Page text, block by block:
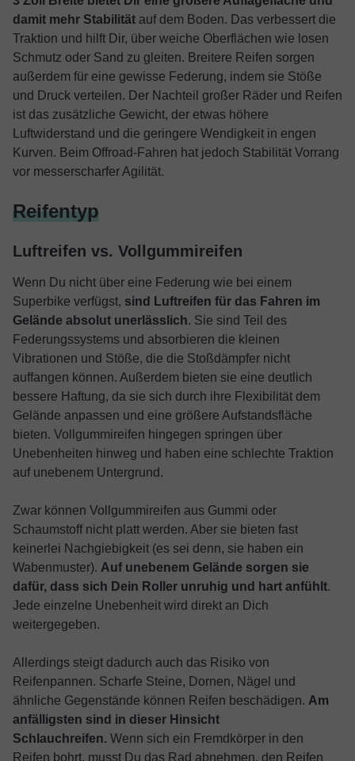
damit mehr Stabilität auf dem Boden. Das verbessert die
Traktion und hilft Dir, über weiche Oberflächen wie losen
Schmutz oder Sand zu gleiten. Breitere Reifen sorgen
außerdem für eine gewisse Federung, indem sie Stöße
und Druck verteilen. Der Nachteil großer Räder und Reifen
ist das zusätzliche Gewicht, der etwas höhere
Luftwiderstand und die geringere Wendigkeit in engen
Kurven. Beim Offroad-Fahren hat jedoch Stabilität Vorrang
vor messerscharfer Agilität.
Reifentyp
Luftreifen vs. Vollgummireifen
Wenn Du nicht über eine Federung wie bei einem
Superbike verfügst, sind Luftreifen für das Fahren im
Gelände absolut unerlässlich. Sie sind Teil des
Federungssystems und absorbieren die kleinen
Vibrationen und Stöße, die die Stoßdämpfer nicht
auffangen können. Außerdem bieten sie eine deutlich
bessere Haftung, da sie sich durch ihre Flexibilität dem
Gelände anpassen und eine größere Aufstandsfläche
bieten. Vollgummireifen hingegen springen über
Unebenheiten hinweg und haben eine schlechte Traktion
auf unebenem Untergrund.
Zwar können Vollgummireifen aus Gummi oder
Schaumstoff nicht platt werden. Aber sie bieten fast
keinerlei Nachgiebigkeit (es sei denn, sie haben ein
Wabenmuster). Auf unebenem Gelände sorgen sie
dafür, dass sich Dein Roller unruhig und hart anfühlt.
Jede einzelne Unebenheit wird direkt an Dich
weitergegeben.
Allerdings steigt dadurch auch das Risiko von
Reifenpannen. Scharfe Steine, Dornen, Nägel und
ähnliche Gegenstände können Reifen beschädigen. Am
anfälligsten sind in dieser Hinsicht
Schlauchreifen. Wenn sich ein Fremdkörper in den
Reifen bohrt, musst Du das Rad abnehmen, den Reifen